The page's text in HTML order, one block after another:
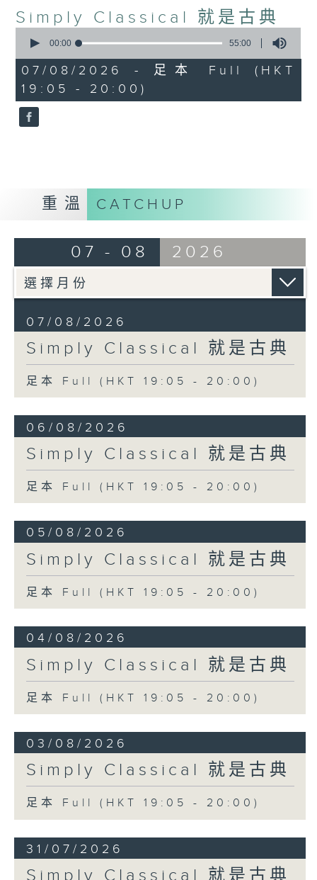
Simply Classical 就是古典
seconds
55
minutes,
0
seconds
00:00 55:00
07/08/2026 - 足本 Full (HKT
19:05 - 20:00)
重溫 CATCHUP
07 - 08 2026
07/08/2026
Simply Classical 就是古典
足本 Full (HKT 19:05 - 20:00)
06/08/2026
Simply Classical 就是古典
足本 Full (HKT 19:05 - 20:00)
05/08/2026
Simply Classical 就是古典
足本 Full (HKT 19:05 - 20:00)
04/08/2026
Simply Classical 就是古典
足本 Full (HKT 19:05 - 20:00)
03/08/2026
Simply Classical 就是古典
足本 Full (HKT 19:05 - 20:00)
31/07/2026
Simply Classical 就是古典